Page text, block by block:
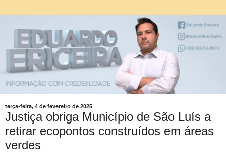
terça-feira, 4 de fevereiro de 2025
Justiça obriga Município de São Luís a
retirar ecopontos construídos em áreas
verdes